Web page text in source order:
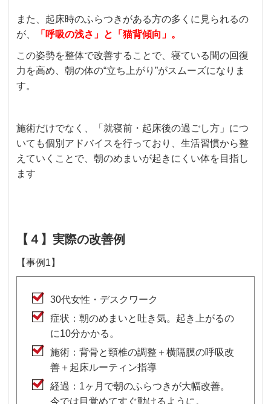
また、起床時のふらつきがある方の多くに見られるの
が、
「呼吸の浅さ」と「猫背傾向」。
この姿勢を整体で改善することで、寝ている間の回復
力を高め、朝の体の“立ち上がり”がスムーズになりま
す。
施術だけでなく、「就寝前・起床後の過ごし方」につ
いても個別アドバイスを行っており、生活習慣から整
えていくことで、朝のめまいが起きにくい体を目指し
ます
【４】実際の改善例
【事例1】
30代女性・デスクワーク
症状：朝のめまいと吐き気。起き上がるの
に10分かかる。
施術：背骨と頸椎の調整＋横隔膜の呼吸改
善＋起床ルーティン指導
経過：1ヶ月で朝のふらつきが大幅改善。
今では目覚めてすぐ動けるように。